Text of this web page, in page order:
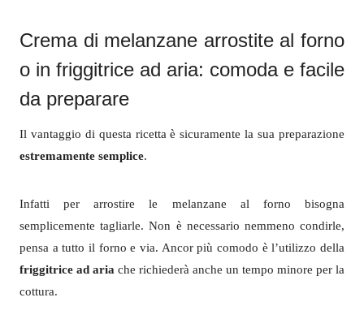
Crema di melanzane arrostite al forno
o in friggitrice ad aria: comoda e facile
da preparare
Il vantaggio di questa ricetta è sicuramente la sua preparazione
estremamente semplice.
Infatti per arrostire le melanzane al forno bisogna
semplicemente tagliarle. Non è necessario nemmeno condirle,
pensa a tutto il forno e via. Ancor più comodo è l’utilizzo della
friggitrice ad aria che richiederà anche un tempo minore per la
cottura.